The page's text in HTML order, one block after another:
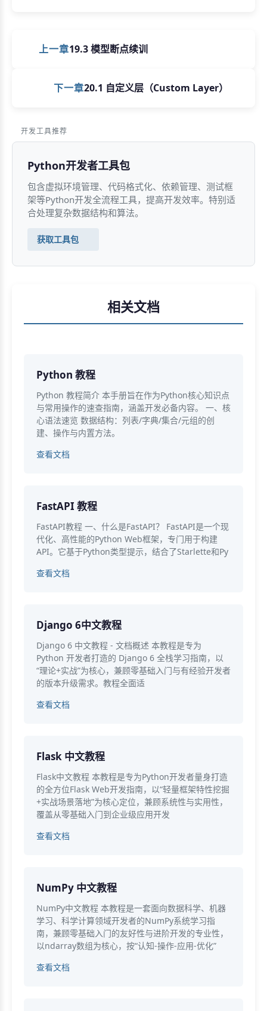
上一章19.3 模型断点续训
下一章20.1 自定义层（Custom Layer）
开发工具推荐
Python开发者工具包
包含虚拟环境管理、代码格式化、依赖管理、测试框
架等Python开发全流程工具，提高开发效率。特别适
合处理复杂数据结构和算法。
获取工具包
相关文档
Python 教程
Python 教程简介 本手册旨在作为Python核心知识点
与常用操作的速查指南，涵盖开发必备内容。 一、核
心语法速览 数据结构：列表/字典/集合/元组的创
建、操作与内置方法。
查看文档
FastAPI 教程
FastAPI教程 一、什么是FastAPI？ FastAPI是一个现
代化、高性能的Python Web框架，专门用于构建
API。它基于Python类型提示，结合了Starlette和Py
查看文档
Django 6中文教程
Django 6 中文教程 - 文档概述 本教程是专为
Python 开发者打造的 Django 6 全栈学习指南，以
“理论+实战”为核心，兼顾零基础入门与有经验开发者
的版本升级需求。教程全面适
查看文档
Flask 中文教程
Flask中文教程 本教程是专为Python开发者量身打造
的全方位Flask Web开发指南，以“轻量框架特性挖掘
+实战场景落地”为核心定位，兼顾系统性与实用性，
覆盖从零基础入门到企业级应用开发
查看文档
NumPy 中文教程
NumPy中文教程 本教程是一套面向数据科学、机器
学习、科学计算领域开发者的NumPy系统学习指
南，兼顾零基础入门的友好性与进阶开发的专业性，
以ndarray数组为核心，按“认知-操作-应用-优化”
查看文档